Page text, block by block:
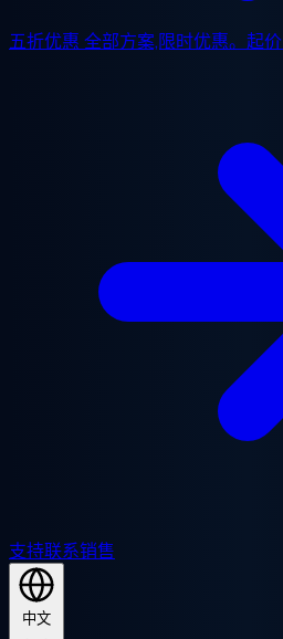
五折优惠 全部方案,限时优惠。起价
支持联系销售
中文